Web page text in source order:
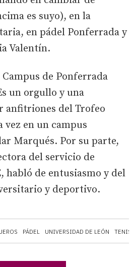
PÁDEL UNIVERSIDAD DE LEÓN TENIS
es suyo), en la
en pádel Ponferrada y
Valentín.
de Ponferrada
un orgullo y una
anfitriones del Trofeo
en un campus
Marqués. Por su parte,
del servicio de
habló de entusiasmo y del
y deportivo.